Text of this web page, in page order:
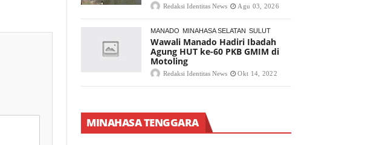
Redaksi Identitas News Agu 03, 2026
MANADO MINAHASA SELATAN SULUT
Wawali Manado Hadiri Ibadah
Agung HUT ke-60 PKB GMIM di
Motoling
Redaksi Identitas News Okt 14, 2022
MINAHASA TENGGARA